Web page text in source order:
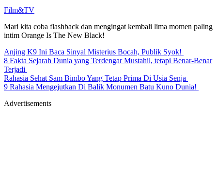
Film&TV
Mari kita coba flashback dan mengingat kembali lima momen paling
intim Orange Is The New Black!
Anjing K9 Ini Baca Sinyal Misterius Bocah, Publik Syok!
8 Fakta Sejarah Dunia yang Terdengar Mustahil, tetapi Benar-Benar
Terjadi
Rahasia Sehat Sam Bimbo Yang Tetap Prima Di Usia Senja
9 Rahasia Mengejutkan Di Balik Monumen Batu Kuno Dunia!
Advertisements